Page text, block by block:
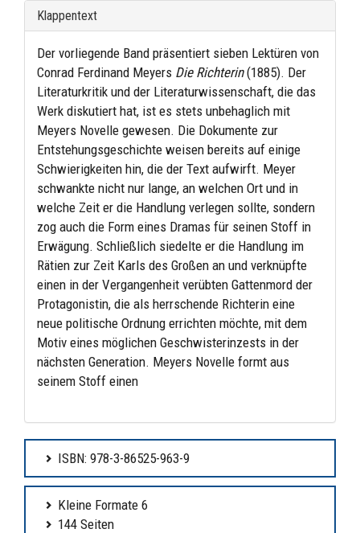
Klappentext
Der vorliegende Band präsentiert sieben Lektüren von
Conrad Ferdinand Meyers Die Richterin(1885). Der
Literaturkritik und der Literaturwissenschaft, die das
Werk diskutiert hat, ist es stets unbehaglich mit
Meyers Novelle gewesen. Die Dokumente zur
Entstehungsgeschichte weisen bereits auf einige
Schwierigkeiten hin, die der Text aufwirft. Meyer
schwankte nicht nur lange, an welchen Ort und in
welche Zeit er die Handlung verlegen sollte, sondern
zog auch die Form eines Dramas für seinen Stoff in
Erwägung. Schließlich siedelte er die Handlung im
Rätien zur Zeit Karls des Großen an und verknüpfte
einen in der Vergangenheit verübten Gattenmord der
Protagonistin, die als herrschende Richterin eine
neue politische Ordnung errichten möchte, mit dem
Motiv eines möglichen Geschwisterinzests in der
nächsten Generation. Meyers Novelle formt aus
seinem Stoff einen
ISBN: 978-3-86525-963-9
Kleine Formate 6
144 Seiten